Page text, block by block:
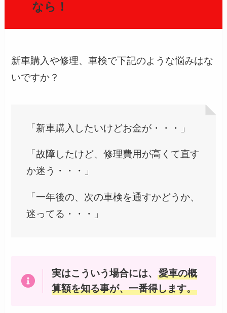
なら！
新車購入や修理、車検で下記のような悩みはな
いですか？
「新車購入したいけどお金が・・・」
「故障したけど、修理費用が高くて直す
か迷う・・・」
「一年後の、次の車検を通すかどうか、
迷ってる・・・」
実はこういう場合には、愛車の概
算額を知る事が、一番得します。